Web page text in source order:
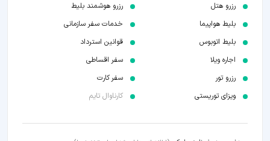
رزرو هتل
بلیط هواپیما
بلیط اتوبوس
اجاره ویلا
رزرو تور
ویزای توریستی
رزرو هوشمند بلیط
خدمات سفر سازمانی
قوانین استرداد
سفر اقساطی
سفر کارت
کارناوال تایم